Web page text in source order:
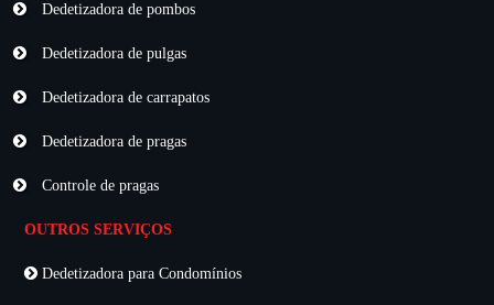
Dedetizadora de pombos
Dedetizadora de pulgas
Dedetizadora de carrapatos
Dedetizadora de pragas
Controle de pragas
OUTROS SERVIÇOS
Dedetizadora para Condomínios